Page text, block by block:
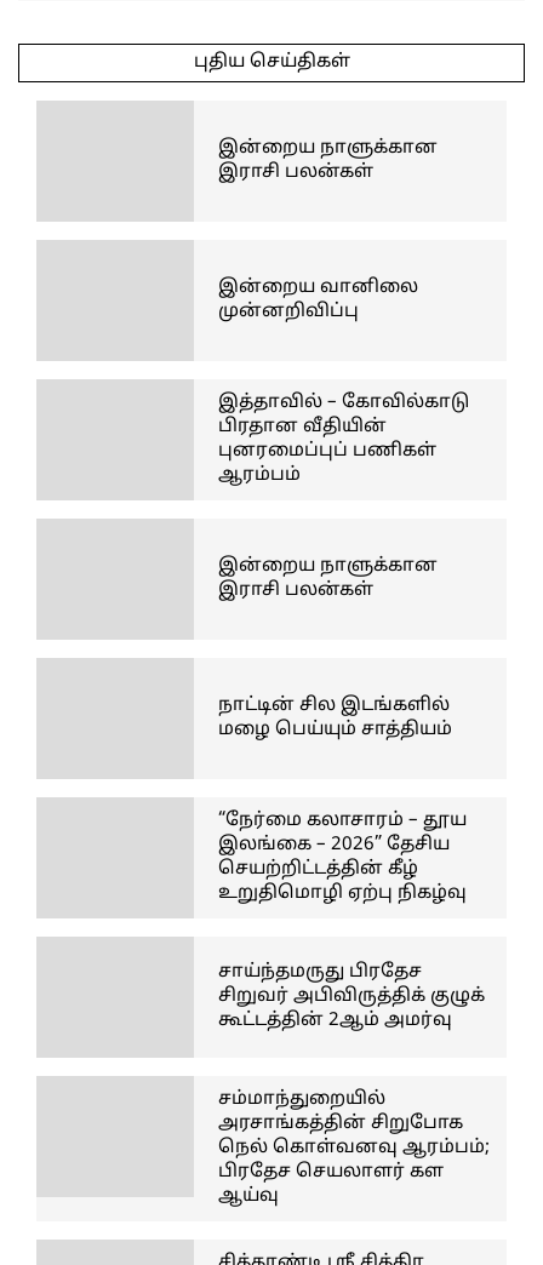
05-
புதிய செய்திகள்
இன்றைய நாளுக்கான
இராசி பலன்கள்
இன்றைய வானிலை
முன்னறிவிப்பு
இத்தாவில் – கோவில்காடு
பிரதான வீதியின்
புனரமைப்புப் பணிகள்
ஆரம்பம்
இன்றைய நாளுக்கான
இராசி பலன்கள்
நாட்டின் சில இடங்களில்
மழை பெய்யும் சாத்தியம்
“நேர்மை கலாசாரம் – தூய
இலங்கை – 2026” தேசிய
செயற்றிட்டத்தின் கீழ்
உறுதிமொழி ஏற்பு நிகழ்வு
சாய்ந்தமருது பிரதேச
சிறுவர் அபிவிருத்திக் குழுக்
கூட்டத்தின் 2ஆம் அமர்வு
சம்மாந்துறையில்
அரசாங்கத்தின் சிறுபோக
நெல் கொள்வனவு ஆரம்பம்;
பிரதேச செயலாளர் கள
ஆய்வு